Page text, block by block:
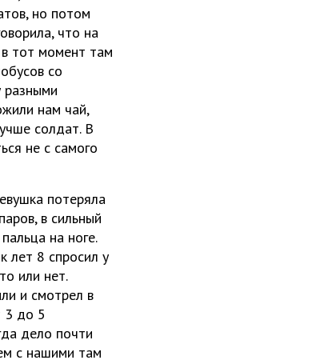
но потом
что на
тот момент там
со
разными
нам чай,
солдат. В
не с самого
потеряла
в сильный
на ноге.
лет 8 спросил у
или нет.
и смотрел в
3 до 5
дело почти
с нашими там